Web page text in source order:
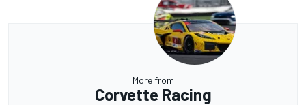
More from
Corvette Racing